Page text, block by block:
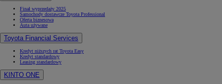
Finał wyprzedaży 2025
Samochody dostawcze Toyota Professional
Oferta biznesowa
Auta używane
Toyota Financial Services
Kredyt niższych rat Toyota Easy
Kredyt standardowy
Leasing standardowy
KINTO ONE